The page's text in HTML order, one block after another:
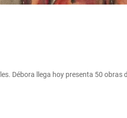
Débora llega hoy presenta 50 obras